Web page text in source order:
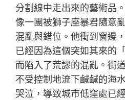
分割線中走出來的藝術品
像一團被獅子座暴君隨意
混亂與錯位。他衝到窗邊
已經因為這個突如其來的
而陷入了荒謬的混亂。街
不受控制地流下鹹鹹的海
哭泣，導致城市低窪處已